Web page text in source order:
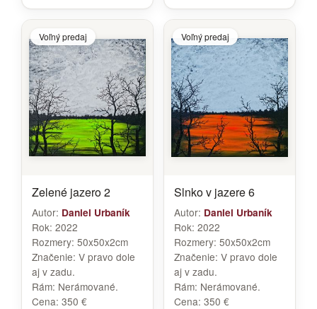
Voľný predaj
Zelené jazero 2
Autor: Daniel Urbaník
Rok: 2022
Rozmery: 50x50x2cm
Značenie: V pravo dole
aj v zadu.
Rám: Nerámované.
Cena: 350 €
Voľný predaj
Slnko v jazere 6
Autor: Daniel Urbaník
Rok: 2022
Rozmery: 50x50x2cm
Značenie: V pravo dole
aj v zadu.
Rám: Nerámované.
Cena: 350 €